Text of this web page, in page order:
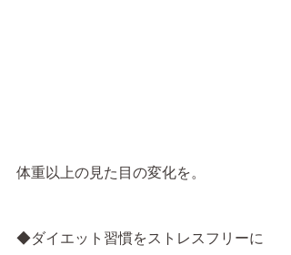
体重以上の見た目の変化を。
◆ダイエット習慣をストレスフリーに